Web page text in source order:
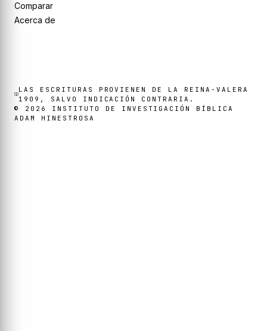
Comparar
Acerca de
LAS ESCRITURAS PROVIENEN DE LA REINA-VALERA
1909, SALVO INDICACIÓN CONTRARIA.
© 2026
INSTITUTO DE INVESTIGACIÓN BÍBLICA
ADAM HINESTROSA